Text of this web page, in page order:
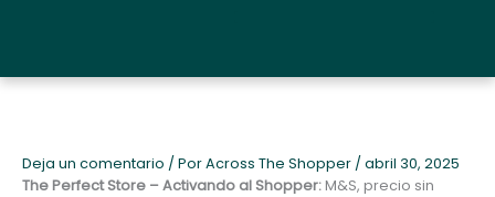
Deja un comentario / PorAcross The Shopper / abril 30, 2025
The Perfect Store – Activando al Shopper:M&S, precio sin